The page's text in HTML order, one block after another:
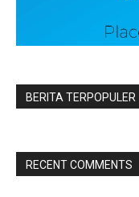
BERITA TERPOPULER
RECENT COMMENTS